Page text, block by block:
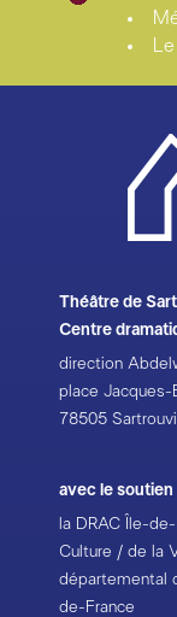
Théâtre de
Centre
direction
place
78505
avec le soutien
la DRAC Île-
Culture / de la
départemental
de-France